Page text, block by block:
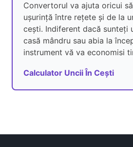
Convertorul va ajuta oricui
ușurință între rețete și de la
cești. Indiferent dacă sunteți
casă mândru sau abia la
instrument vă va economisi
Calculator Uncii În Cești